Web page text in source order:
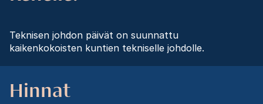
Teknisen johdon päivät on suunnattu
kaikenkokoisten kuntien tekniselle johdolle.
Hinnat